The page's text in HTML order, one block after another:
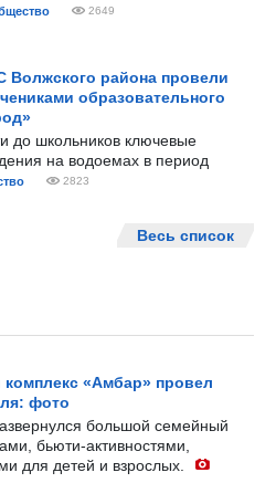
2649
Волжского района провели
образовательного
до школьников ключевые
на водоемах в период
2823
Весь список
«Амбар» провел
фото
большой семейный
бьюти-активностями,
для детей и взрослых.